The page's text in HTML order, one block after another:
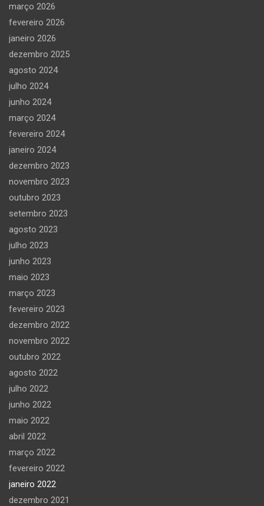
março 2026
fevereiro 2026
janeiro 2026
dezembro 2025
agosto 2024
julho 2024
junho 2024
março 2024
fevereiro 2024
janeiro 2024
dezembro 2023
novembro 2023
outubro 2023
setembro 2023
agosto 2023
julho 2023
junho 2023
maio 2023
março 2023
fevereiro 2023
dezembro 2022
novembro 2022
outubro 2022
agosto 2022
julho 2022
junho 2022
maio 2022
abril 2022
março 2022
fevereiro 2022
janeiro 2022
dezembro 2021